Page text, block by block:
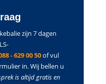
zijn 7 dagen
- 629 00 50of vul
in. Wij bellen u
is altijd gratis en